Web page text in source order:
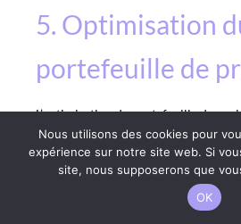
5. Optimisation
portefeuille de
L’optimisation du portefeuille de
processus essentiel pour maximiser
investissements en projets d’une
Elle implique l’évaluation de chaque
fonction de divers critères, tels que
Nous utilisons des cookies pour
expérience sur notre site web. Si
site, nous supposerons que
OK